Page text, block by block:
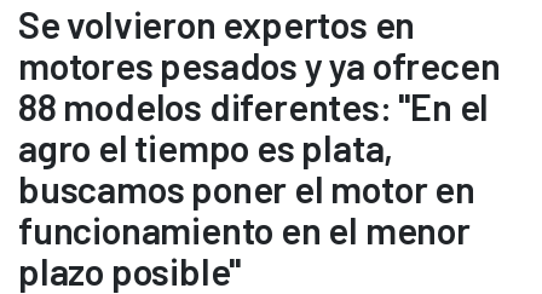
Se volvieron expertos en
motores pesados y ya ofrecen
88 modelos diferentes: "En el
agro el tiempo es plata,
buscamos poner el motor en
funcionamiento en el menor
plazo posible"